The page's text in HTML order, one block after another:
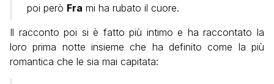
poi però Fra mi ha rubato il cuore.
Il racconto poi si è fatto più intimo e ha raccontato la
loro prima notte insieme che ha definito come la più
romantica che le sia mai capitata: